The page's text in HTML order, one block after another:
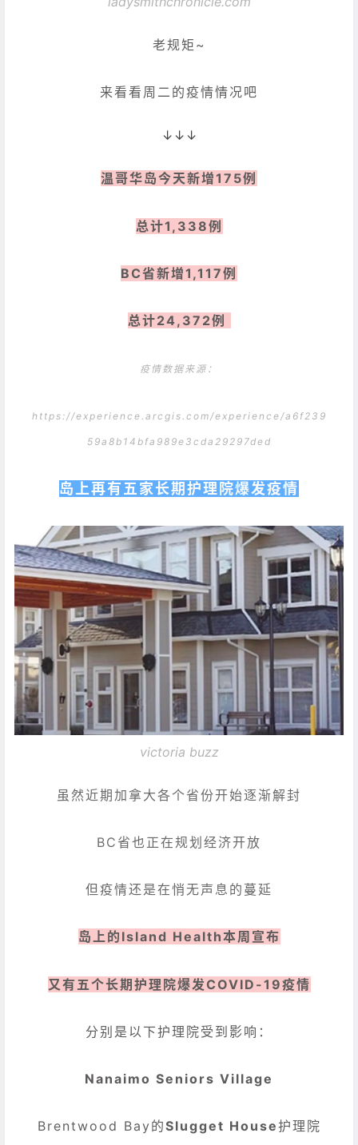
老规矩~
来看看周二的疫情情况吧
↓↓↓
温哥华岛今天新增175例
总计1,338例
BC省新增1,117例
总计24,372例
疫情数据来源：
https://experience.arcgis.com/experience/a6f239
59a8b14bfa989e3cda29297ded
岛上再有五家长期护理院爆发疫情
victoria buzz
虽然近期加拿大各个省份开始逐渐解封
BC省也正在规划经济开放
但疫情还是在悄无声息的蔓延
岛上的Island Health本周宣布
又有五个长期护理院爆发COVID-19疫情
分别是以下护理院受到影响：
Nanaimo Seniors Village
Brentwood Bay的Slugget House护理院